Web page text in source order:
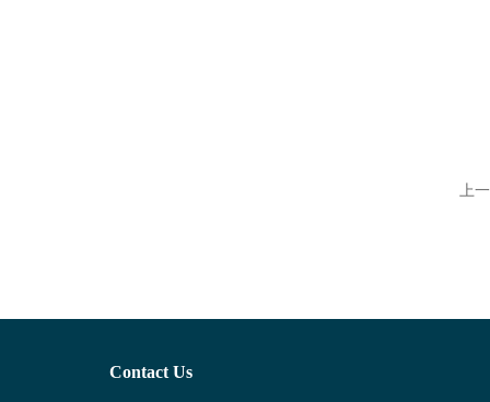
上
Contact Us